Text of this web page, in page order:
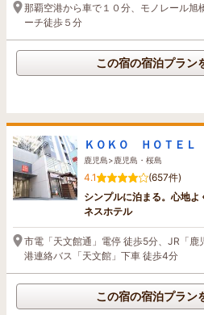
那覇空港から車で１０分、モノレール旭
ーチ徒歩５分
この宿の宿泊プラン
ＫＯＫＯ ＨＯＴＥＬ
鹿児島>鹿児島・桜島
4.1
(657件)
シンプルに泊まる。心地
ネスホテル
市電「天文館通」電停 徒歩5分、JR「
港連絡バス「天文館」下車 徒歩4分
この宿の宿泊プラン